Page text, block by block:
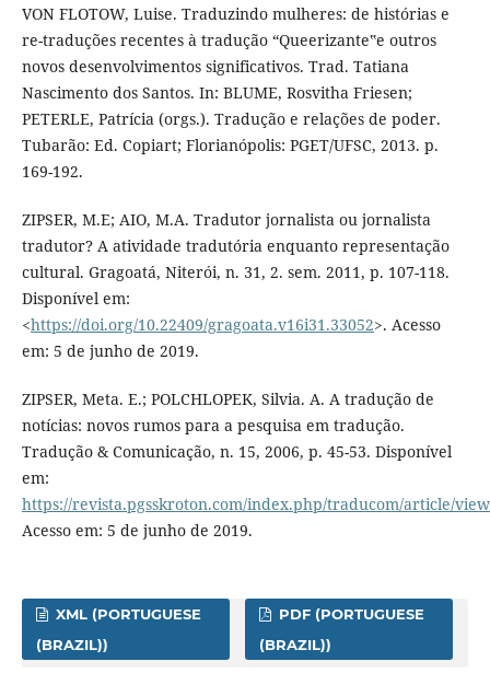
VON FLOTOW, Luise. Traduzindo mulheres: de histórias e
re-traduções recentes à tradução “Queerizante‟e outros
novos desenvolvimentos significativos. Trad. Tatiana
Nascimento dos Santos. In: BLUME, Rosvitha Friesen;
PETERLE, Patrícia (orgs.). Tradução e relações de poder.
Tubarão: Ed. Copiart; Florianópolis: PGET/UFSC, 2013. p.
169-192.
ZIPSER, M.E; AIO, M.A. Tradutor jornalista ou jornalista
tradutor? A atividade tradutória enquanto representação
cultural. Gragoatá, Niterói, n. 31, 2. sem. 2011, p. 107-118.
Disponível em:
<https://doi.org/10.22409/gragoata.v16i31.33052>. Acesso
em: 5 de junho de 2019.
ZIPSER, Meta. E.; POLCHLOPEK, Silvia. A. A tradução de
notícias: novos rumos para a pesquisa em tradução.
Tradução & Comunicação, n. 15, 2006, p. 45-53. Disponível
em:
https://revista.pgsskroton.com/index.php/traducom/article/
Acesso em: 5 de junho de 2019.
XML (PORTUGUESE
(BRAZIL))
PDF (PORTUGUESE
(BRAZIL))